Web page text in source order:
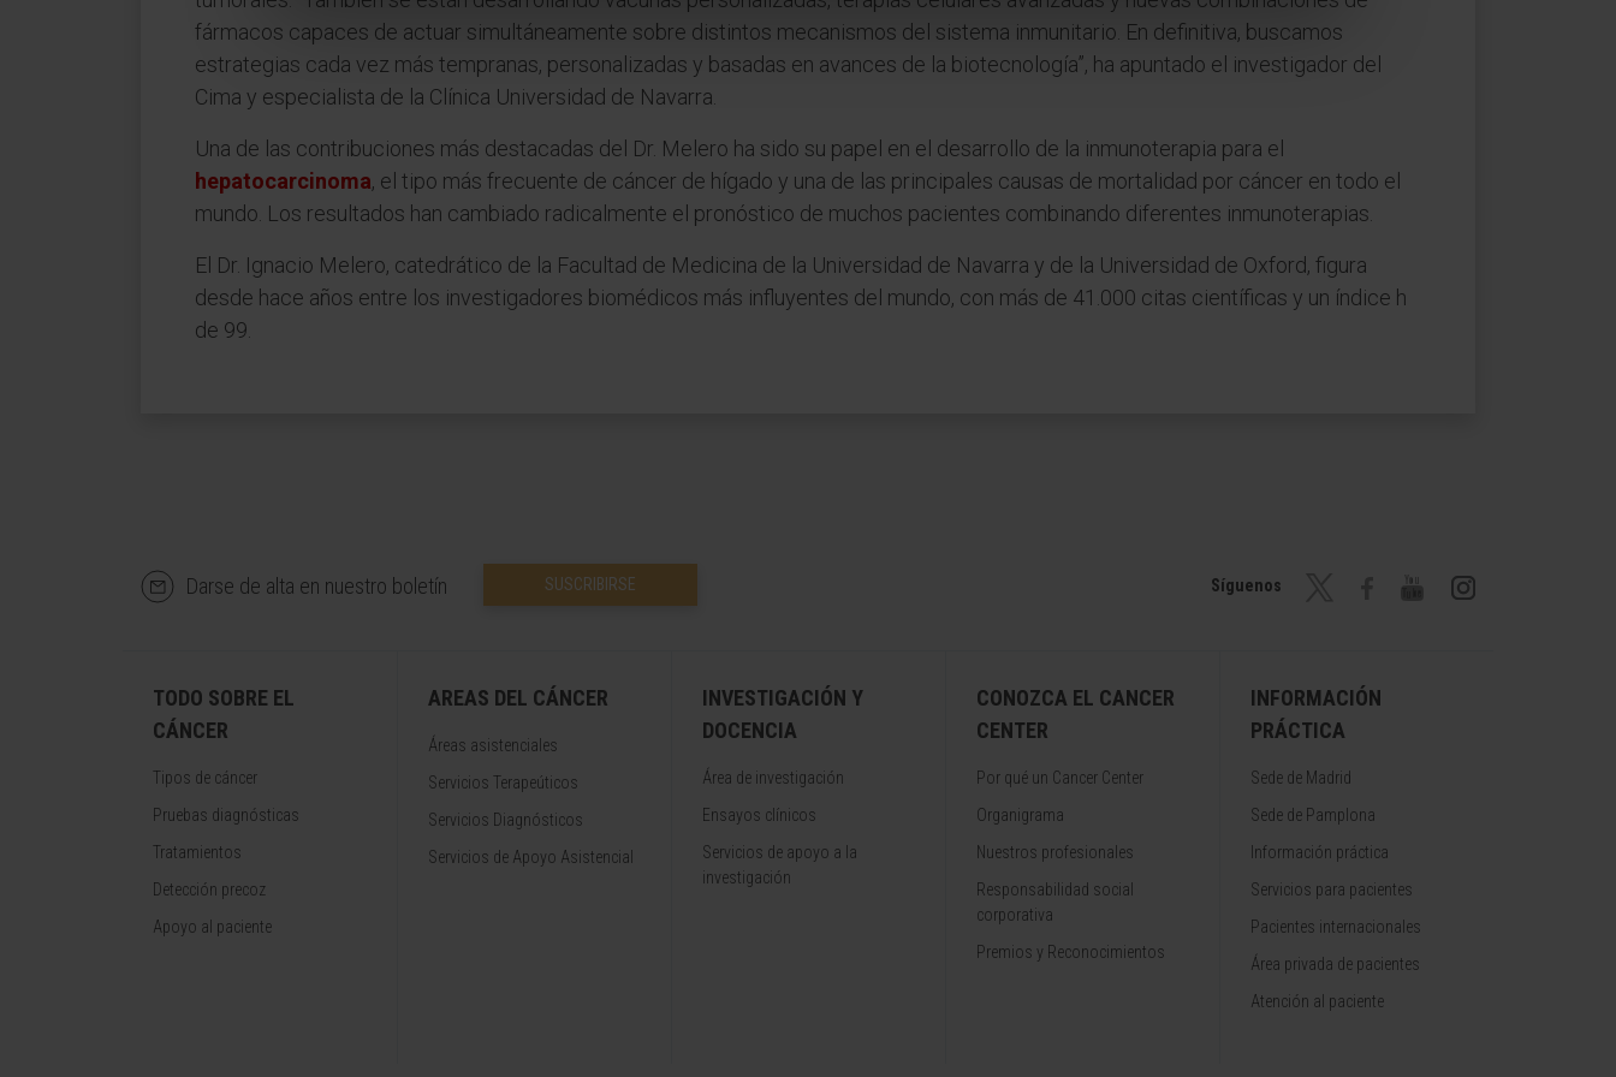
fármacos capaces de actuar simultáneamente sobre distintos mecanismos del sistema inmunitario. En definitiva, buscamos
estrategias cada vez más tempranas, personalizadas y basadas en avances de la biotecnología”, ha apuntado el investigador del
Cima y especialista de la Clínica Universidad de Navarra.
Una de las contribuciones más destacadas del Dr. Melero ha sido su papel en el desarrollo de la inmunoterapia para el
hepatocarcinoma, el tipo más frecuente de cáncer de hígado y una de las principales causas de mortalidad por cáncer en todo el
mundo. Los resultados han cambiado radicalmente el pronóstico de muchos pacientes combinando diferentes inmunoterapias.
El Dr. Ignacio Melero, catedrático de la Facultad de Medicina de la Universidad de Navarra y de la Universidad de Oxford, figura
desde hace años entre los investigadores biomédicos más influyentes del mundo, con más de 41.000 citas científicas y un índice h
de 99.
Darse de alta en nuestro boletín SUSCRIBIRSE Síguenos
TODO SOBRE EL
CÁNCER
Tipos de cáncer
Pruebas diagnósticas
Tratamientos
Detección precoz
Apoyo al paciente
AREAS DEL CÁNCER
Áreas asistenciales
Servicios Terapeúticos
Servicios Diagnósticos
Servicios de Apoyo Asistencial
INVESTIGACIÓN Y
DOCENCIA
Área de investigación
Ensayos clínicos
Servicios de apoyo a la
investigación
CONOZCA EL CANCER
CENTER
Por qué un Cancer Center
Organigrama
Nuestros profesionales
Responsabilidad social
corporativa
Premios y Reconocimientos
INFORMACIÓN
PRÁCTICA
Sede de Madrid
Sede de Pamplona
Información práctica
Servicios para pacientes
Pacientes internacionales
Área privada de pacientes
Atención al paciente